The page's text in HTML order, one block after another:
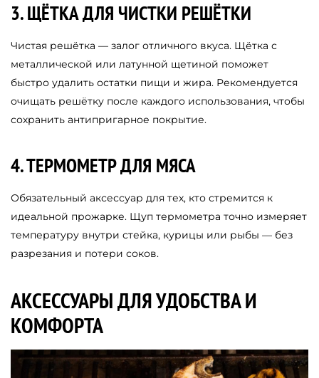
3. ЩЁТКА ДЛЯ ЧИСТКИ РЕШЁТКИ
Чистая решётка — залог отличного вкуса. Щётка с
металлической или латунной щетиной поможет
быстро удалить остатки пищи и жира. Рекомендуется
очищать решётку после каждого использования, чтобы
сохранить антипригарное покрытие.
4. ТЕРМОМЕТР ДЛЯ МЯСА
Обязательный аксессуар для тех, кто стремится к
идеальной прожарке. Щуп термометра точно измеряет
температуру внутри стейка, курицы или рыбы — без
разрезания и потери соков.
АКСЕССУАРЫ ДЛЯ УДОБСТВА И
КОМФОРТА